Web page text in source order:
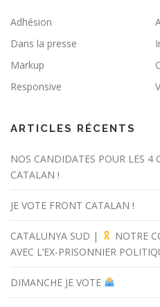
Adhésion
Dans la presse
Markup
Responsive
ARTICLES RÉCENTS
NOS CANDIDATES POUR LES 4
CATALAN !
JE VOTE FRONT CATALAN !
CATALUNYA SUD |
NOTRE
AVEC L’EX-PRISONNIER
DIMANCHE JE VOTE